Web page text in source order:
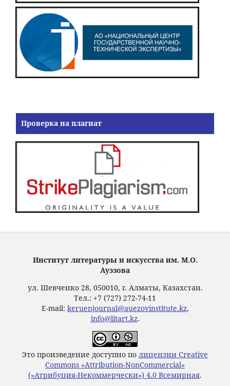
Проверка на плагиат
Институт литературы и искусства им. М.О.
Ауэзова
ул. Шевченко 28, 050010, г. Алматы, Казахстан.
Тел.: +7 (727) 272-74-11
E-mail: keruenjournal@auezovinstitute.kz,
info@litart.kz.
Это произведение доступно по лицензии Creative
Commons «Attribution-NonCommercial»
(«Атрибуция-Некоммерчески») 4.0 Всемирная.